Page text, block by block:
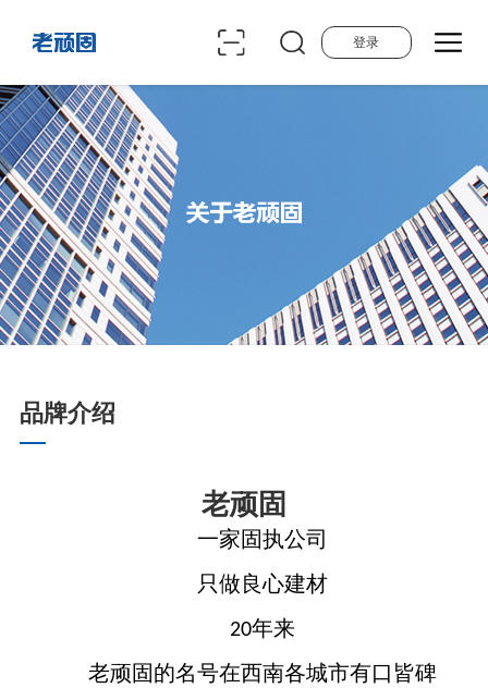
登录
品牌介绍
老顽固
一家固执公司
只做良心建材
20年来
老顽固的名号在西南各城市有口皆碑